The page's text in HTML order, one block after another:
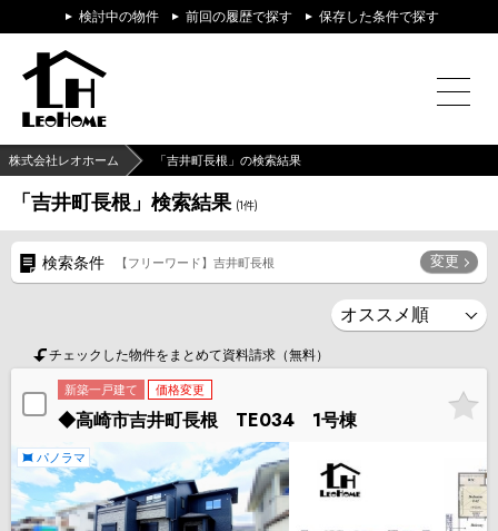
検討中の物件 前回の履歴で探す 保存した条件で探す
株式会社レオホーム 「吉井町長根」の検索結果
「吉井町長根」検索結果 (1件)
検索条件 【フリーワード】吉井町長根 変更
チェックした物件をまとめて資料請求（無料）
新築一戸建て 価格変更
◆高崎市吉井町長根 TE034 1号棟
パノラマ